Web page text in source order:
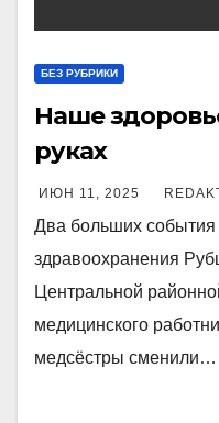
БЕЗ РУБРИКИ
Наше
руках
ИЮН 11, 2025
Два больших события
здравоохранения
Центральной
медицинского
медсёстры сменили…